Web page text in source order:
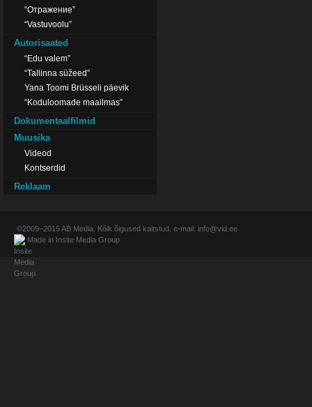
“Отражение”
“Vastuvoolu”
Autorisaated
“Edu valem”
“Tallinna süžeed”
Yana Toomi Brüsseli päevik
“Koduloomade maailmas”
Dokumentaalfilmid
Muusika
Videod
Kontserdid
Reklaam
©2009–2015AB Media . Kõik õigused kaitstud. e-mail: info@vid.ee
Made in Insite Media Group